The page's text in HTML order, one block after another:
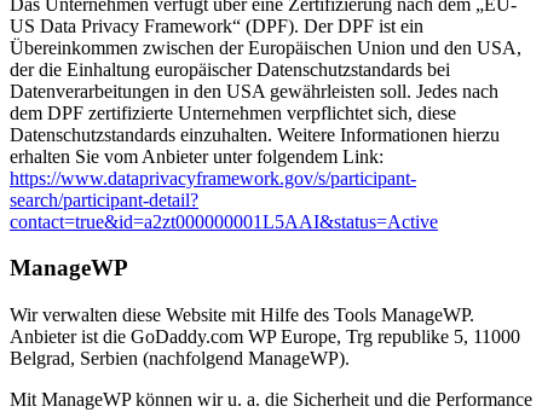
US Data Privacy Framework“ (DPF). Der DPF ist ein
Übereinkommen zwischen der Europäischen Union und den USA,
der die Einhaltung europäischer Datenschutzstandards bei
Datenverarbeitungen in den USA gewährleisten soll. Jedes nach
dem DPF zertifizierte Unternehmen verpflichtet sich, diese
Datenschutzstandards einzuhalten. Weitere Informationen hierzu
erhalten Sie vom Anbieter unter folgendem Link:
https://www.dataprivacyframework.gov/s/participant-
search/participant-detail?
contact=true&id=a2zt000000001L5AAI&status=Active
ManageWP
Wir verwalten diese Website mit Hilfe des Tools ManageWP.
Anbieter ist die GoDaddy.com WP Europe, Trg republike 5, 11000
Belgrad, Serbien (nachfolgend ManageWP).
Mit ManageWP können wir u. a. die Sicherheit und die Performance